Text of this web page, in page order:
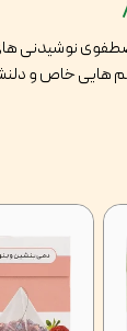
نوشیدنی
هایی خاص و